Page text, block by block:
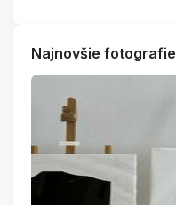
Najnovšie fotografie